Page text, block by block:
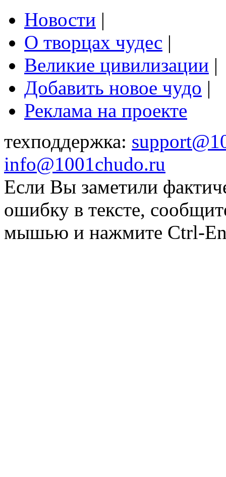
Новости |
О творцах чудес |
Великие цивилизации |
Добавить новое чудо |
Реклама на проекте
техподдержка:
info@1001chudo.ru
Если Вы заметили
ошибку в тексте,
мышью и нажмите Ctrl-